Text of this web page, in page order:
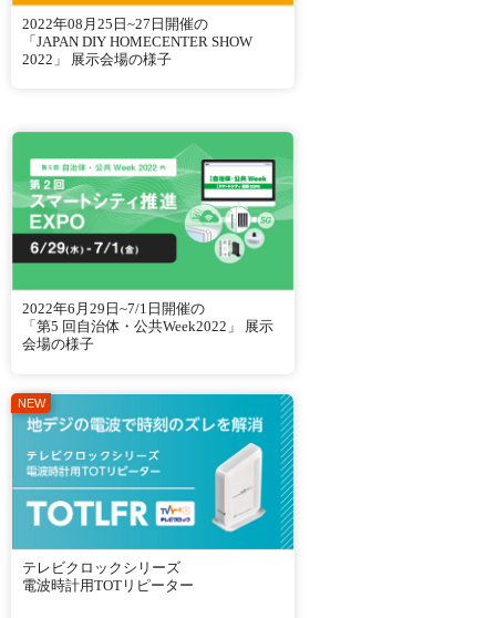
2022年08月25日~27日開催の
「JAPAN DIY HOMECENTER SHOW
2022」 展示会場の様子
2022年6月29日~7/1日開催の
「第5 回自治体・公共Week2022」 展示
会場の様子
テレビクロックシリーズ
電波時計用TOTリピーター